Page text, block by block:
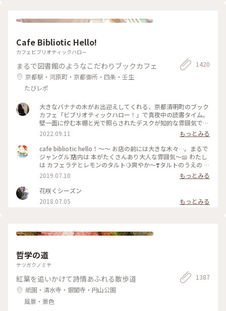
倉 #小町通り
Cafe Bibliotic Hello!
カフェビブリオティックハロー
まるで図書館のようなこだわりブックカフェ
京都駅・河原町・京都御所・四条・壬生
たびレポ
1420
大きなバナナの木がお出迎えしてくれる、京都清明町のブック
カフェ「ビブリオティックハロー！」で真夜中の読書タイム。
壁一面に佇む本棚と光で照らされたデスクが知的な雰囲気で、
これぞ大人カフェでした。2階に貫けている本棚を見に行く
と、ちょっとスケスケの渡り廊下でスリリング。スイーツもド
リンクも美味しくて、夜遅くまでやっているのも嬉しくて。。
これは出張の度に立ち寄りそうです。築150年以上の町屋をリ
ノベしたというところも見応えあり。観光というよりも、ロー
カルに寄り添っているようで温かい空気も感じました。 #私の
ことりっぷ2022 #Myことりっぷ #京都カフェ #ブックカフ
ェ #読書 #ガトーショコラ #コーヒー
2022.09.11
もっとみる
cafe bibliotic hello！〜〜 お店の前には大きな木々…。まるで
ジャングル⁇ 店内は 本がたくさんあり大人な雰囲気〜📖 わたし
は カフェラテとレモンのタルト🍋爽やか〜❣️タルトのうえの レ
モンのドライフルーツがめちゃくちゃ美味しい❣️ カフェの横で
は パンも販売してます。こちらも魅力的でしたが またの機会
に〜 #京都#カフェ#レモンタルト
2019.07.10
もっとみる
花咲くシーズン
2018.07.05
もっとみる
哲学の道
テツガクノミチ
紅葉を追いかけて詩情あふれる散歩道
祇園・清水寺・銀閣寺・円山公園
風景・景色
1387